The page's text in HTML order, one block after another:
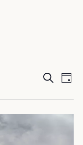
et
Recherche
Jour